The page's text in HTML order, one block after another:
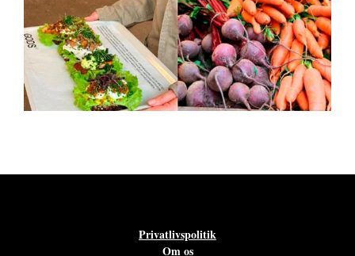
Privatlivspolitik
Om os